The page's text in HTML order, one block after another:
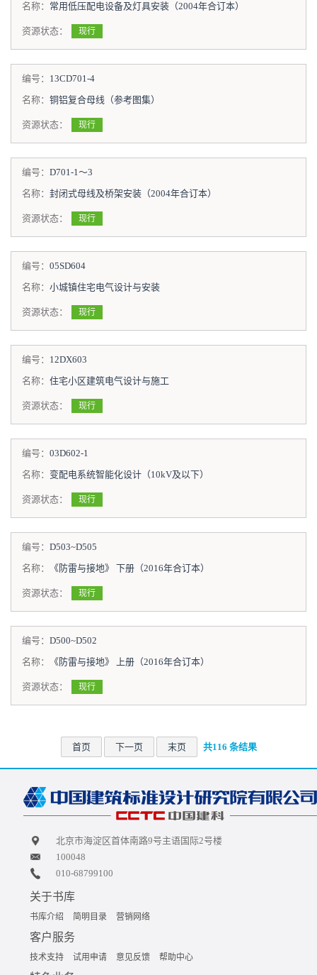
名称： 常用低压配电设备及灯具安装（2004年合订本）
资源状态： 现行
编号： 13CD701-4
名称： 铜铝复合母线（参考图集）
资源状态： 现行
编号： D701-1～3
名称： 封闭式母线及桥架安装（2004年合订本）
资源状态： 现行
编号： 05SD604
名称： 小城镇住宅电气设计与安装
资源状态： 现行
编号： 12DX603
名称： 住宅小区建筑电气设计与施工
资源状态： 现行
编号： 03D602-1
名称： 变配电系统智能化设计（10kV及以下）
资源状态： 现行
编号： D503~D505
名称：
《防雷与接地》 下册（2016年合订本）
资源状态： 现行
编号： D500~D502
名称：
《防雷与接地》 上册（2016年合订本）
资源状态： 现行
首页 下一页 末页 共116 条结果
北京市海淀区首体南路9号主语国际2号楼
100048
010-68799100
关于书库
书库介绍 简明目录 营销网络
客户服务
技术支持 试用申请 意见反馈 帮助中心